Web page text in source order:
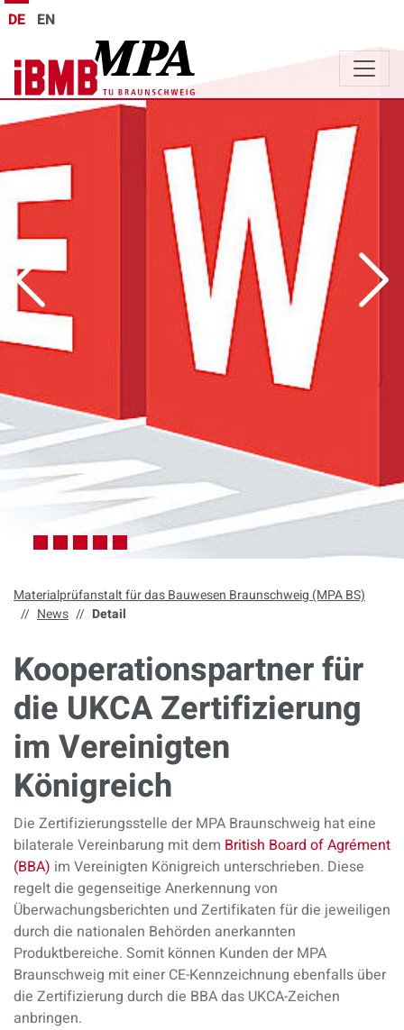
DE EN
Previous Next
Materialprüfanstalt für das Bauwesen Braunschweig (MPA BS)
News
Detail
Kooperationspartner für
die UKCA Zertifizierung
im Vereinigten
Königreich
Die Zertifizierungsstelle der MPA Braunschweig hat eine
bilaterale Vereinbarung mit dem British Board of Agrément
(BBA) im Vereinigten Königreich unterschrieben. Diese
regelt die gegenseitige Anerkennung von
Überwachungsberichten und Zertifikaten für die jeweiligen
durch die nationalen Behörden anerkannten
Produktbereiche. Somit können Kunden der MPA
Braunschweig mit einer CE-Kennzeichnung ebenfalls über
die Zertifizierung durch die BBA das UKCA-Zeichen
anbringen.